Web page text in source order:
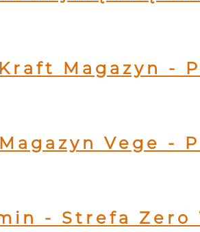
Kraft Magazyn -
Magazyn Vege -
- Strefa Zero